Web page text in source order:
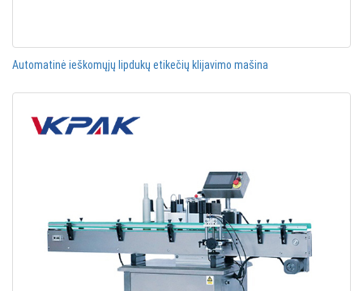
Automatinė ieškomųjų lipdukų etikečių klijavimo mašina